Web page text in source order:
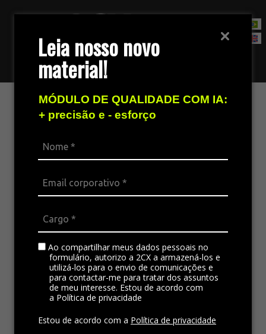
Leia nosso novo
material!
MÓDULO DE QUALIDADE COM IA:
+ precisão e - esforço
Ao compartilhar meus dados pessoais no
formulário, autorizo a 2CX a armazená-los e
utilizá-los para o envio de comunicações e
para contactar-me para tratar dos assuntos
de meu interesse. Estou de acordo com
a Política de privacidade
Estou de acordo com a Política de privacidade
Fale com nossa equipe de vendas
Setores
A 2CX auxilia empresas de diferentes setores a
transformarem o atendimento ao cliente em